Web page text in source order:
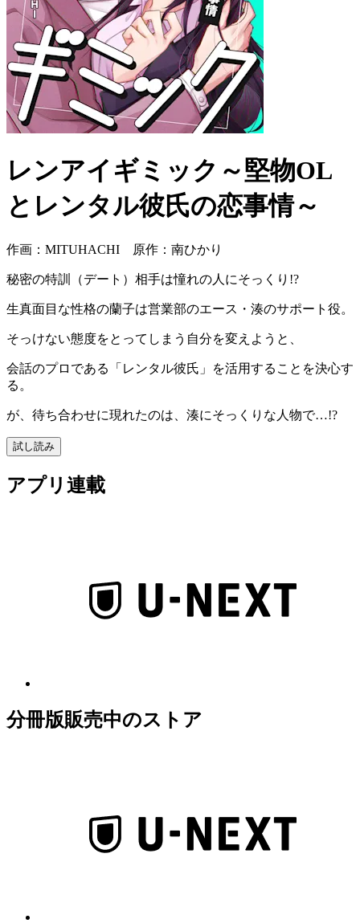
レンアイギミック～堅物OL
とレンタル彼氏の恋事情～
作画：MITUHACHI 原作：南ひかり
秘密の特訓（デート）相手は憧れの人にそっくり!?
生真面目な性格の蘭子は営業部のエース・湊のサポート役。
そっけない態度をとってしまう自分を変えようと、
会話のプロである「レンタル彼氏」を活用することを決心す
る。
が、待ち合わせに現れたのは、湊にそっくりな人物で…!?
試し読み
アプリ連載
分冊版販売中のストア